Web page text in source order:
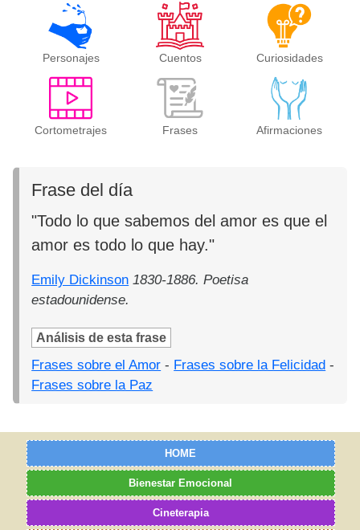
Personajes Cuentos Curiosidades
Cortometrajes Frases Afirmaciones
Frase del día
"Todo lo que sabemos del amor es que el
amor es todo lo que hay."
Emily Dickinson 1830-1886. Poetisa
estadounidense.
Análisis de esta frase
Frases sobre el Amor - Frases sobre la Felicidad -
Frases sobre la Paz
HOME
Bienestar Emocional
Cineterapia